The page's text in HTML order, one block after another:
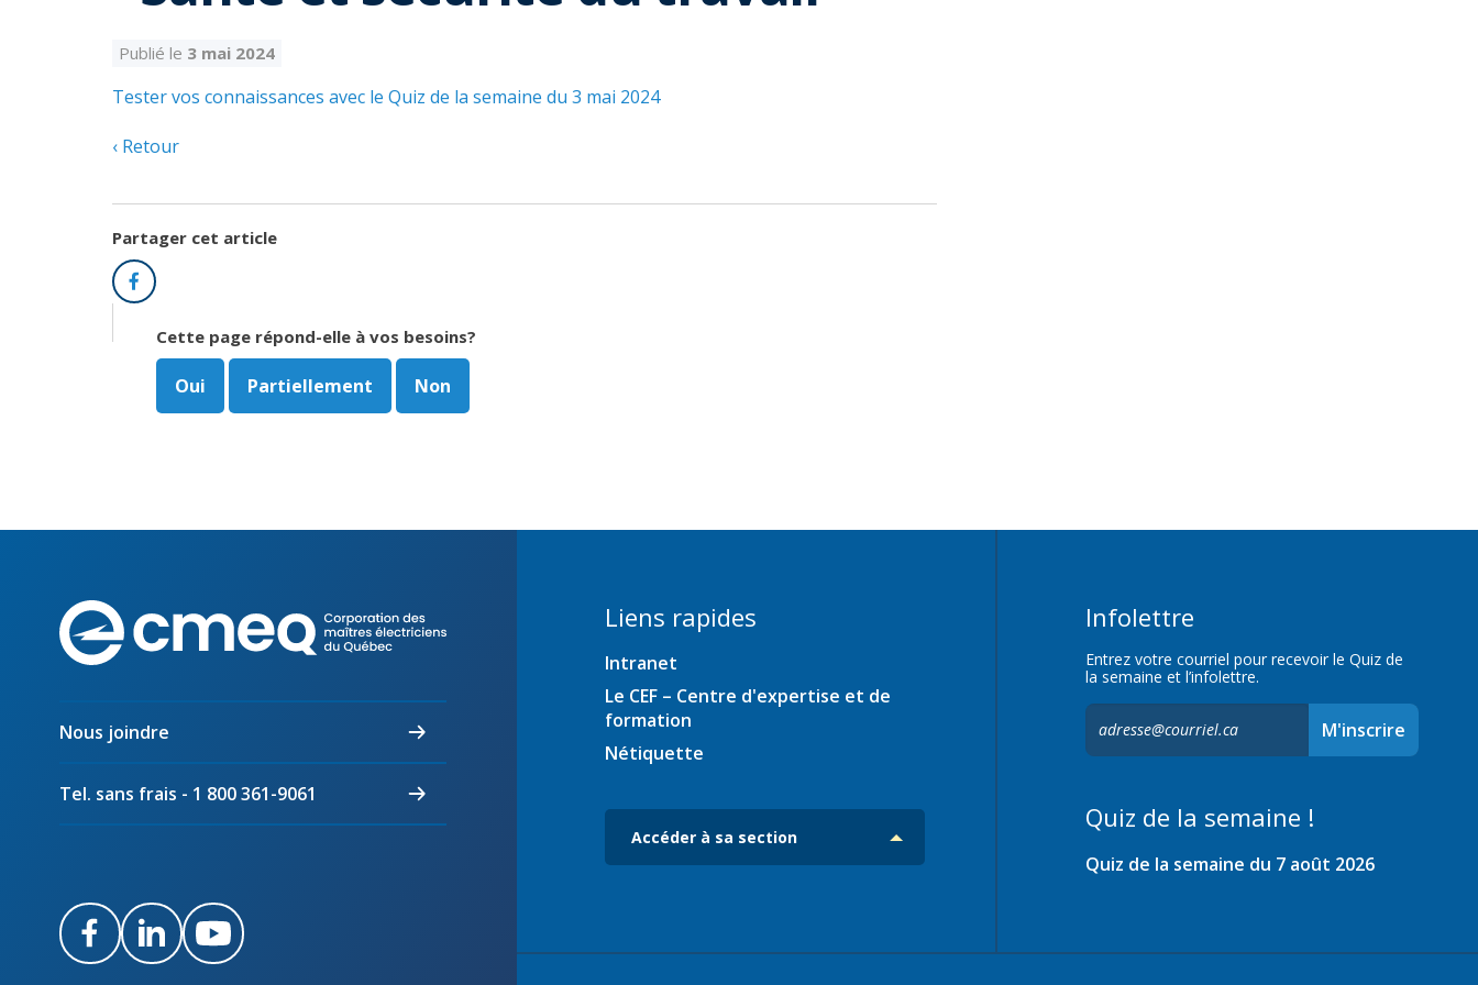
Publié le 3 mai 2024
Tester vos connaissances avec le Quiz de la semaine du 3 mai 2024
Retour
Partager cet article
Facebook
Cette page répond-elle à vos besoins?
Oui Partiellement Non
des
Nous joindre
Tel. sans frais - 1 800 361-9061
FacebookLinkedInYoutube
Liens rapides
Intranet
Le CEF – Centre d'expertise et de
formation
Nétiquette
Accéder à sa section
Infolettre
Entrez votre courriel pour recevoir le Quiz de
la semaine et l’infolettre.
S'inscrire
M'inscrire
Quiz de la semaine !
Quiz de la semaine du 7 août 2026